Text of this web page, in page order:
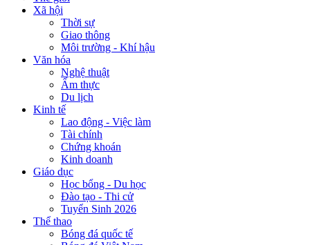
Xã hội
Thời sự
Giao thông
Môi trường - Khí hậu
Văn hóa
Nghệ thuật
Ẩm thực
Du lịch
Kinh tế
Lao động - Việc làm
Tài chính
Chứng khoán
Kinh doanh
Giáo dục
Học bổng - Du học
Đào tạo - Thi cử
Tuyển Sinh 2026
Thể thao
Bóng đá quốc tế